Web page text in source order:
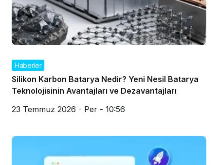
Haberler
Silikon Karbon Batarya Nedir? Yeni Nesil Batarya
Teknolojisinin Avantajları ve Dezavantajları
23 Temmuz 2026 - Per - 10:56